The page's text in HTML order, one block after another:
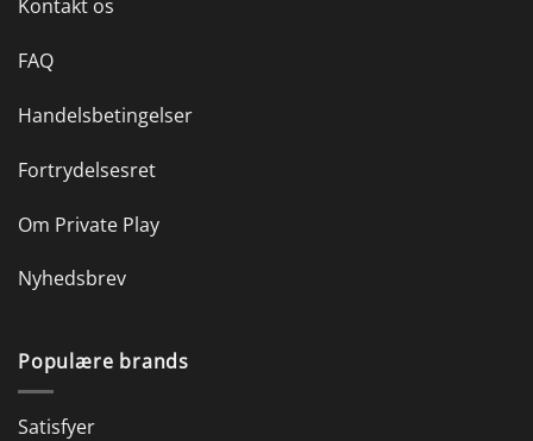
Kontakt os
FAQ
Handelsbetingelser
Fortrydelsesret
Om Private Play
Nyhedsbrev
Populære brands
Satisfyer